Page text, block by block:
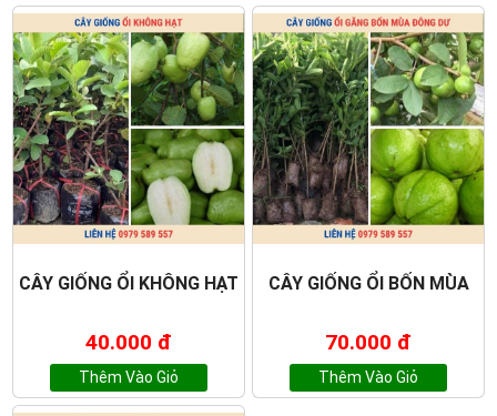
CÂY GIỐNG ỔI KHÔNG HẠT
40.000 đ
Thêm Vào Giỏ
CÂY GIỐNG ỔI BỐN MÙA
70.000 đ
Thêm Vào Giỏ